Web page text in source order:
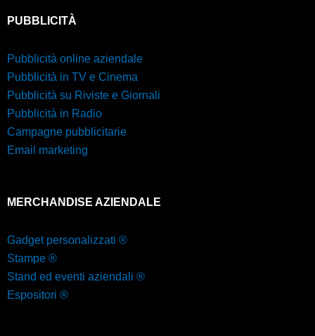
PUBBLICITÀ
Pubblicità online aziendale
Pubblicità in TV e Cinema
Pubblicità su Riviste e Giornali
Pubblicità in Radio
Campagne pubblicitarie
Email marketing
MERCHANDISE AZIENDALE
Gadget personalizzati ®
Stampe ®
Stand ed eventi aziendali ®
Espositori ®